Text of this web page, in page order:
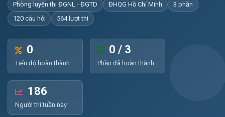
Phòng luyện thi ĐGNL - ĐGTD ĐHQG Hồ Chí Minh
3 phần
120 câu hỏi
564 lượt thi
0
Tiến độ hoàn thành
0 / 3
Phần đã hoàn thành
186
Người thi tuần này